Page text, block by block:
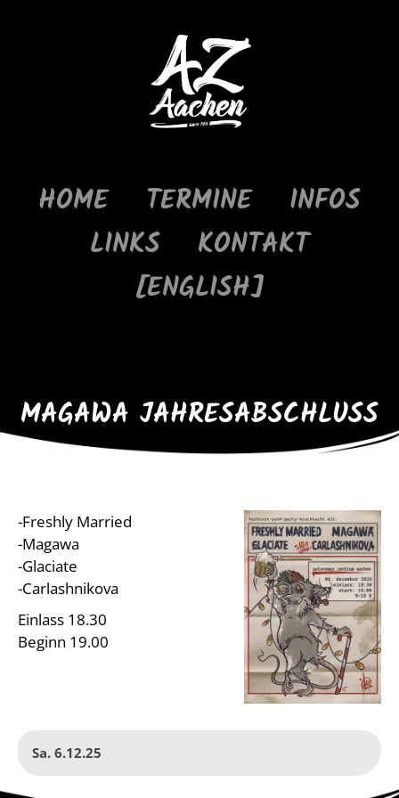
HOME TERMINE
INFOS
LINKS
KONTAKT
[ENGLISH]
MAGAWA JAHRESABSCHLUSS
-Freshly Married
-Magawa
-Glaciate
-Carlashnikova
Einlass 18.30
Beginn 19.00
Sa. 6.12.25